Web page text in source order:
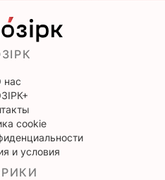
нас
cookie
и условия